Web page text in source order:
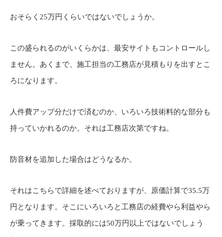
おそらく25万円くらいではないでしょうか。
この盛られるのがいくらかは、最安サイトもコントロールし
ません。あくまで、施工担当の工務店が見積もりを出すとこ
ろになります。
人件費アップ分だけで済むのか、いろいろ技術料的な部分も
持っていかれるのか。それは工務店次第ですね。
防音材を追加した場合はどうなるか。
それはこちらで詳細を述べておりますが、原価計算で35.5万
円となります。そこにいろいろと工務店の経費やら利益やら
が乗ってきます。採取的には50万円以上ではないでしょう